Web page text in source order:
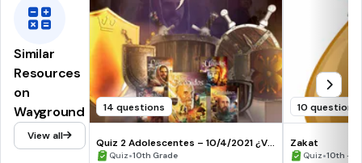
Similar
Resources
on
Wayground
View all
14 questions
Quiz 2 Adolescentes – 10/4/2021 ¿Ver
para creer?
Quiz•10th Grade
10 questions
Zakat
Quiz•10th -